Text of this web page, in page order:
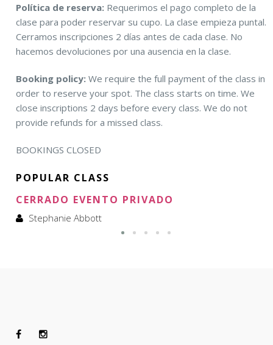
Política de reserva: Requerimos el pago completo de la
clase para poder reservar su cupo. La clase empieza puntal.
Cerramos inscripciones 2 días antes de cada clase. No
hacemos devoluciones por una ausencia en la clase.
Booking policy: We require the full payment of the class in
order to reserve your spot. The class starts on time. We
close inscriptions 2 days before every class. We do not
provide refunds for a missed class.
BOOKINGS CLOSED
POPULAR CLASS
CERRADO EVENTO PRIVADO
Stephanie Abbott